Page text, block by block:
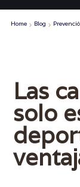
Home Blog
Las
solo